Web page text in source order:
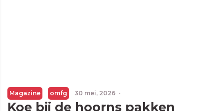
Magazine omfg 30 mei, 2026 ·
Koe bij de hoorns pakken